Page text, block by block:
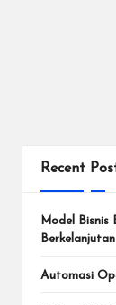
Recent
Model
Automasi